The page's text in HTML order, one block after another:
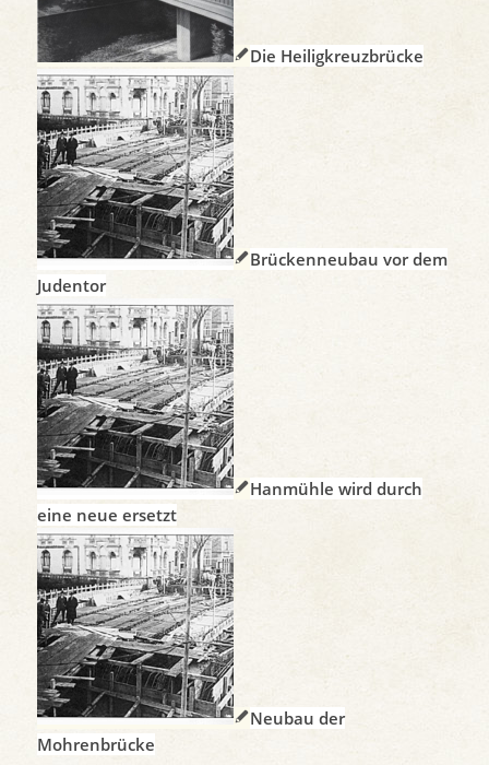
Die Heiligkreuzbrücke
Brückenneubau vor dem
Judentor
Hanmühle wird durch
eine neue ersetzt
Neubau der
Mohrenbrücke